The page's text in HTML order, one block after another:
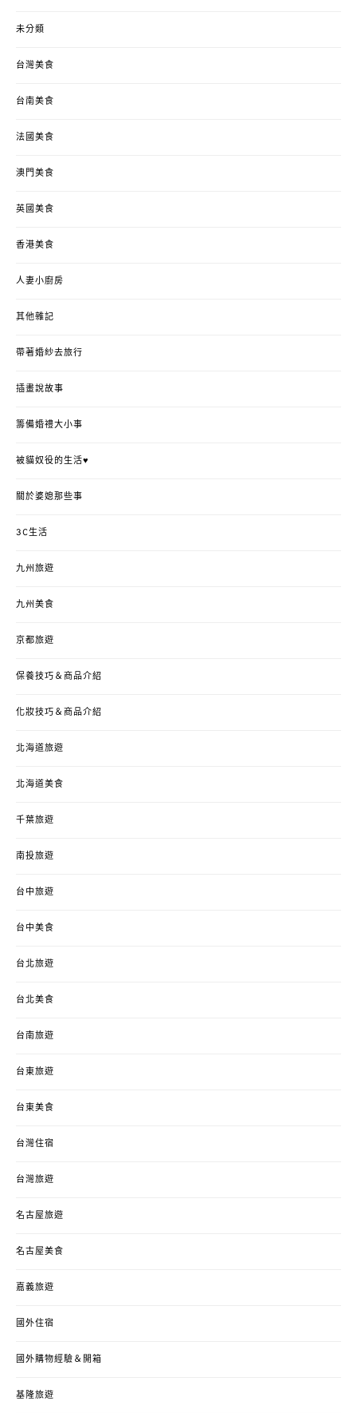
未分類
台灣美食
台南美食
法國美食
澳門美食
英國美食
香港美食
人妻小廚房
其他雜記
帶著婚紗去旅行
插畫說故事
籌備婚禮大小事
被貓奴役的生活♥
關於婆媳那些事
3C生活
九州旅遊
九州美食
京都旅遊
保養技巧＆商品介紹
化妝技巧＆商品介紹
北海道旅遊
北海道美食
千葉旅遊
南投旅遊
台中旅遊
台中美食
台北旅遊
台北美食
台南旅遊
台東旅遊
台東美食
台灣住宿
台灣旅遊
名古屋旅遊
名古屋美食
嘉義旅遊
國外住宿
國外購物經驗＆開箱
基隆旅遊